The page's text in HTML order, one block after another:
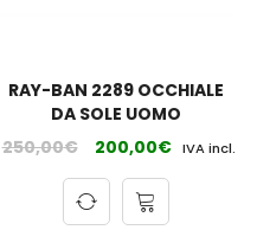
RAY-BAN 2289 OCCHIALE
DA SOLE UOMO
250,00€ 200,00€ IVA incl.